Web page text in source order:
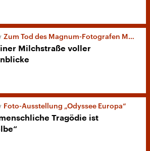
Zum Tod des Magnum-Fotografen Marc Riboud
Milchstraße voller
Foto-Ausstellung „Odyssee Europa“
Tragödie ist